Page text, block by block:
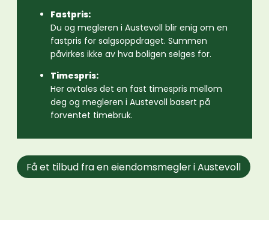
Fastpris:
Du og megleren i Austevoll blir enig om en
fastpris for salgsoppdraget. Summen
påvirkes ikke av hva boligen selges for.
Timespris:
Her avtales det en fast timespris mellom
deg og megleren i Austevoll basert på
forventet timebruk.
Få et tilbud fra en eiendomsmegler i Austevoll